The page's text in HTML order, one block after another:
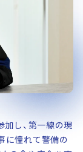
加し、第一線の現
に憧れて警備の